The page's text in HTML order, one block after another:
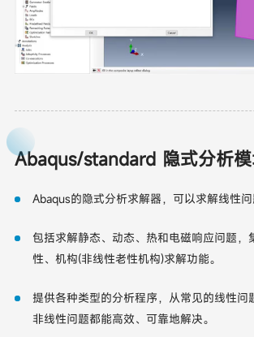
Abaqus/standard 隐式分析
Abaqus的隐式分析求解器，可以求解线性问
包括求解静态、动态、热和电磁响应问题，
性、机构(非线性老性机构)求解功能。
提供各种类型的分析程序，从常见的线性问
非线性问题都能高效、可靠地解决。